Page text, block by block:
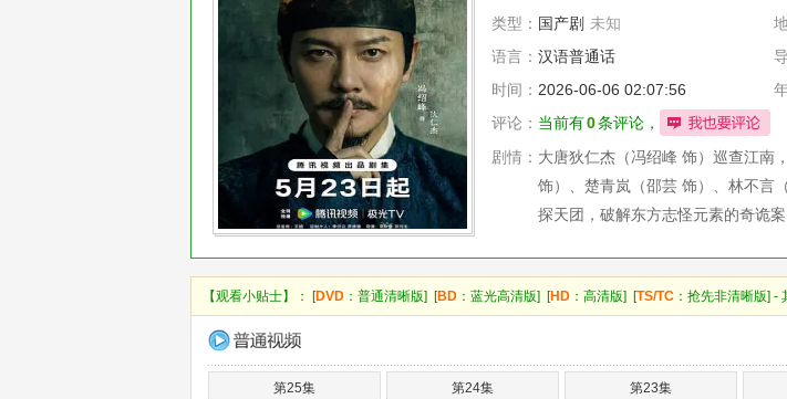
类型： 国产剧 未知
语言： 汉语普通话
时间： 2026-06-06 02:07:56
评论： 当前有0条评论，
剧情： 大唐狄仁杰（冯绍峰 饰）巡查江南
饰）、楚青岚（邵芸 饰）、林不言
探天团，破解东方志怪元素的奇诡
【观看小贴士】： [DVD ：普通清晰版] [BD ：蓝光高清版] [HD ：高清版] [TS/TC ：抢先非清晰版] -
第25集 第24集 第23集